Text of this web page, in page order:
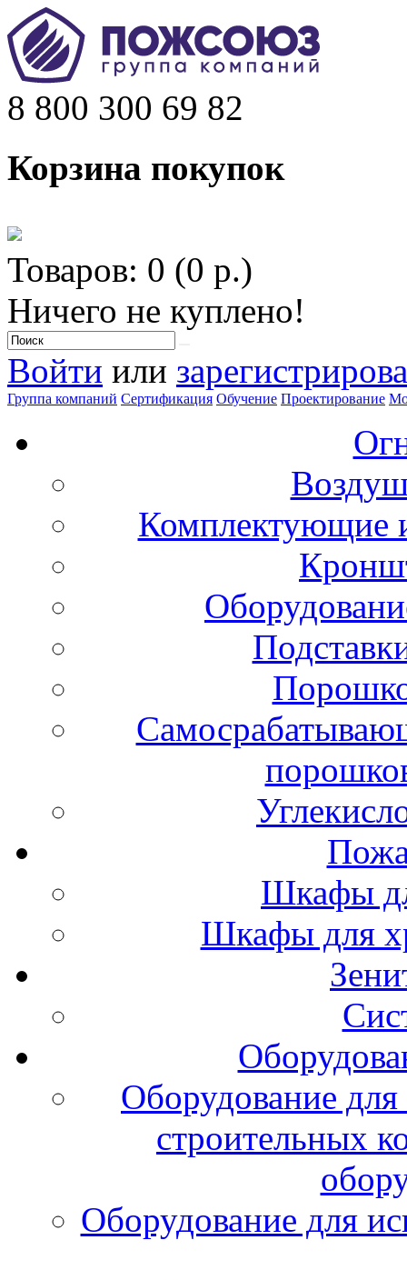
8 800 300 69 82
Корзина покупок
Товаров: 0 (0 р.)
Ничего не куплено!
Войти или
Группа компаний Сертификация Обучение Проектирование
Комплектующие
Шкафы
Шкафы для
Оборудование
строительных
Оборудование для